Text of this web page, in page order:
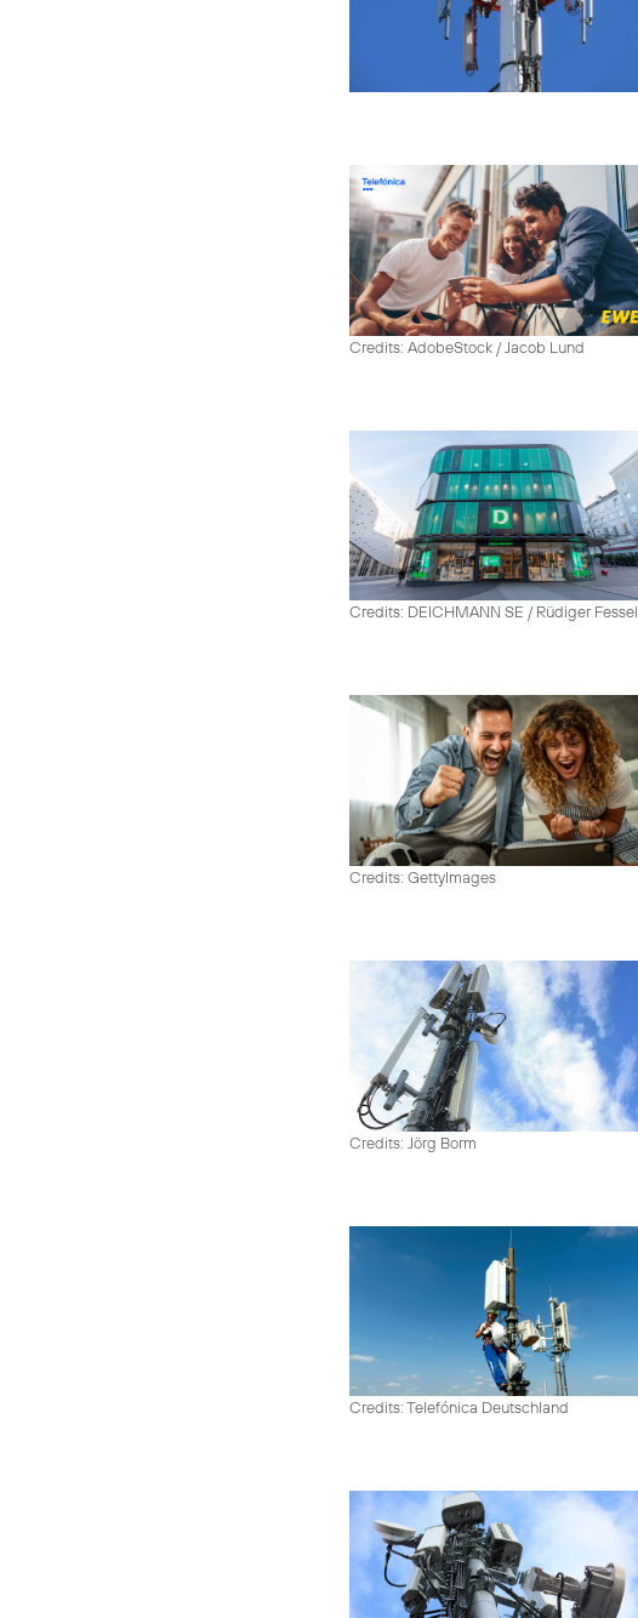
Credits: AdobeStock / Jacob Lund
Credits: DEICHMANN SE / Rüdiger Fessel
Credits: GettyImages
Credits: Jörg Borm
Credits: Telefónica Deutschland